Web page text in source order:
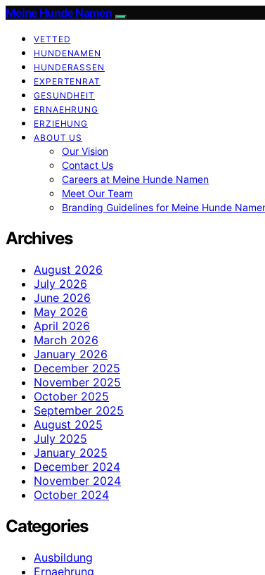
Meine Hunde Namen
VETTED
HUNDENAMEN
HUNDERASSEN
EXPERTENRAT
GESUNDHEIT
ERNAEHRUNG
ERZIEHUNG
ABOUT US
Our Vision
Contact Us
Careers at Meine Hunde Namen
Meet Our Team
Branding Guidelines for Meine Hunde
Archives
August 2026
July 2026
June 2026
May 2026
April 2026
March 2026
January 2026
December 2025
November 2025
October 2025
September 2025
August 2025
July 2025
January 2025
December 2024
November 2024
October 2024
Categories
Ausbildung
Ernaehrung